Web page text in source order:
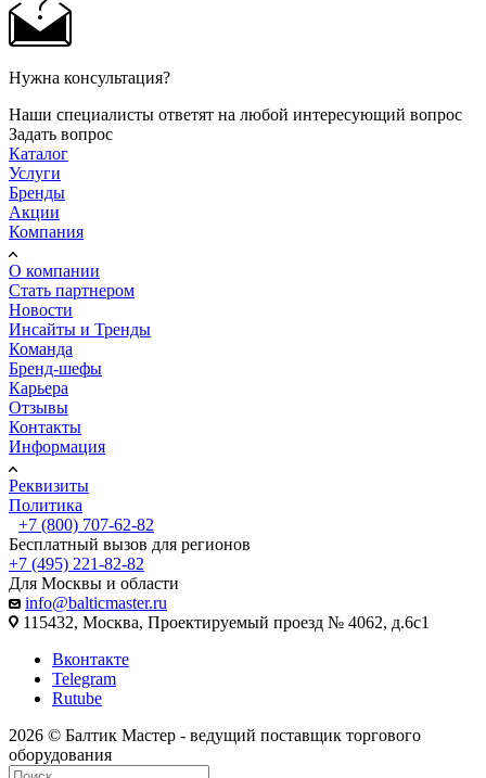
Нужна консультация?
Наши специалисты ответят на любой интересующий вопрос
Задать вопрос
Каталог
Услуги
Бренды
Акции
Компания
О компании
Стать партнером
Новости
Инсайты и Тренды
Команда
Бренд-шефы
Карьера
Отзывы
Контакты
Информация
Реквизиты
Политика
+7 (800) 707-62-82
Бесплатный вызов для регионов
+7 (495) 221-82-82
Для Москвы и области
info@balticmaster.ru
115432, Москва, Проектируемый проезд № 4062, д.6с1
Вконтакте
Telegram
Rutube
2026 © Балтик Мастер - ведущий поставщик торгового
оборудования